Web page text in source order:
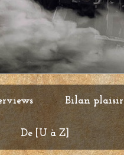
Bilan plaisir
De [U à Z]